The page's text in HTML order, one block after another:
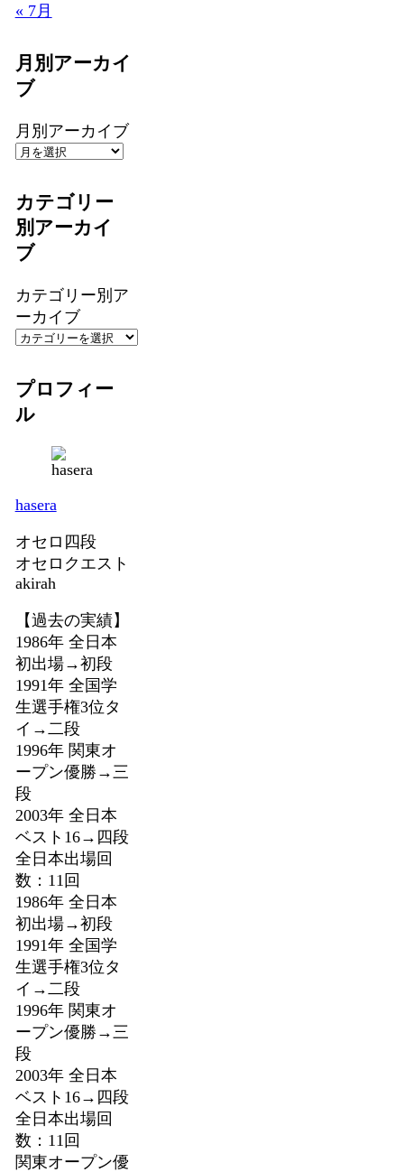
« 7月
月別アーカイ
ブ
月別アーカイブ
カテゴリー
別アーカイ
ブ
カテゴリー別ア
ーカイブ
プロフィー
ル
hasera
オセロ四段
オセロクエスト
akirah
【過去の実績】
1986年 全日本
初出場→初段
1991年 全国学
生選手権3位タ
イ→二段
1996年 関東オ
ープン優勝→三
段
2003年 全日本
ベスト16→四段
全日本出場回
数：11回
1986年 全日本
初出場→初段
1991年 全国学
生選手権3位タ
イ→二段
1996年 関東オ
ープン優勝→三
段
2003年 全日本
ベスト16→四段
全日本出場回
数：11回
関東オープン優